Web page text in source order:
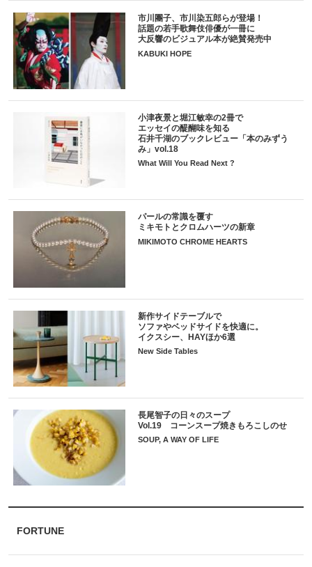
市川團子、市川染五郎らが登場！
話題の若手歌舞伎俳優が一冊に
大反響のビジュアル本が絶賛発売中
KABUKI HOPE
小津夜景と堀江敏幸の2冊で
エッセイの醍醐味を知る
石井千湖のブックレビュー「本のみずう
み」vol.18
What Will You Read Next ?
パールの常識を覆す
ミキモトとクロムハーツの新章
MIKIMOTO CHROME HEARTS
新作サイドテーブルで
ソファやベッドサイドを快適に。
イクスシー、HAYほか6選
New Side Tables
長尾智子の日々のスープ
Vol.19 コーンスープ焼きもろこしのせ
SOUP, A WAY OF LIFE
FORTUNE